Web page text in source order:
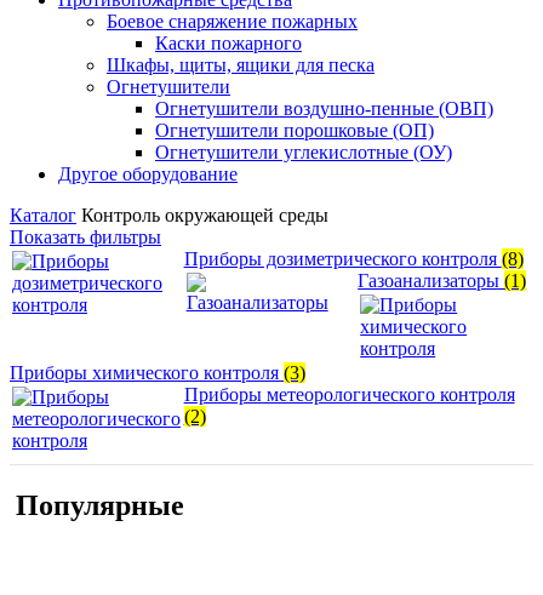
Боевое снаряжение пожарных
Каски пожарного
Шкафы, щиты, ящики для песка
Огнетушители
Огнетушители воздушно-пенные (ОВП)
Огнетушители порошковые (ОП)
Огнетушители углекислотные (ОУ)
Другое оборудование
Каталог Контроль окружающей среды
Показать фильтры
Приборы дозиметрического контроля (8)
Газоанализаторы(1)
Приборы химического контроля (3)
Приборы метеорологического контроля
(2)
Популярные